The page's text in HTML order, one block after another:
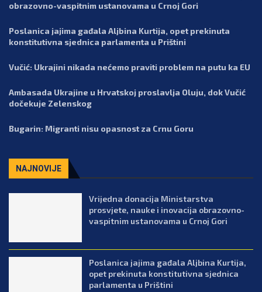
obrazovno-vaspitnim ustanovama u Crnoj Gori
Poslanica jajima gađala Aljbina Kurtija, opet prekinuta
konstitutivna sjednica parlamenta u Prištini
Vučić: Ukrajini nikada nećemo praviti problem na putu ka EU
Ambasada Ukrajine u Hrvatskoj proslavlja Oluju, dok Vučić
dočekuje Zelenskog
Bugarin: Migranti nisu opasnost za Crnu Goru
NAJNOVIJE
Vrijedna donacija Ministarstva
prosvjete, nauke i inovacija obrazovno-
vaspitnim ustanovama u Crnoj Gori
Poslanica jajima gađala Aljbina Kurtija,
opet prekinuta konstitutivna sjednica
parlamenta u Prištini